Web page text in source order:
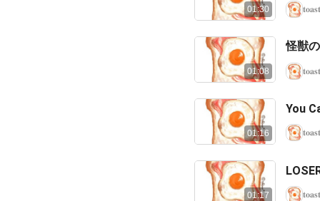
01:30
01:08
怪獣
01:16
You
01:17